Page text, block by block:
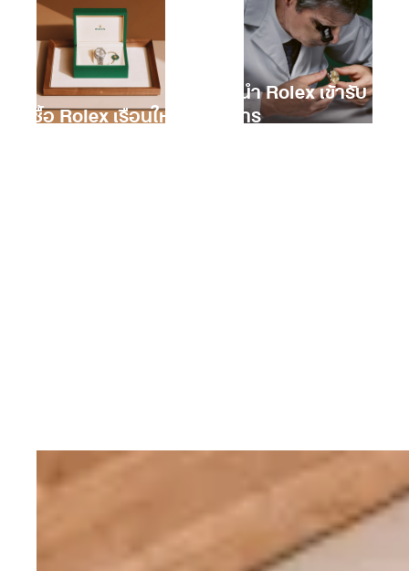
การซื้อ Rolex เรือนใหม่
การนำ Rolex เข้ารับ
บริการ